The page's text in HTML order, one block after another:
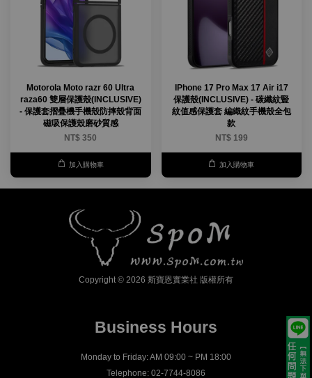
Motorola Moto razr 60 Ultra
raza60 雙層保護殼(INCLUSIVE)
- 保護套摺疊機手機殼防摔殼背面
磁吸保護殼磨砂質感
NT$ 350
加入購物車
IPhone 17 Pro Max 17 Air i17
保護殼(INCLUSIVE) - 碳纖紋豎
紋值感保護套 編織紋手機殼全包
款
NT$ 199
加入購物車
Copyright © 2026 斯寶恩實業社 版權所有
Business Hours
Monday to Friday: AM 09:00 ~ PM 18:00
Telephone: 02-7744-8086